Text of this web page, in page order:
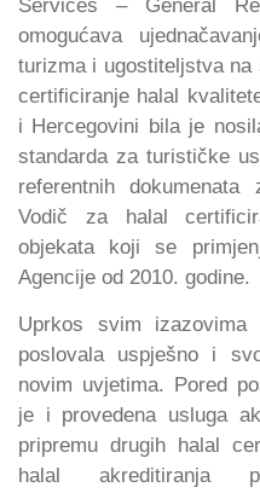
Services – General
omogućava
turizma i ugostiteljstva
certificiranje halal
i Hercegovini bila je
standarda za turističke
referentnih
Vodič za halal
objekata koji se
Agencije od 2010. godine.
Uprkos svim
poslovala uspješno i
novim uvjetima. Pored
je i provedena usluga
pripremu drugih halal
halal akreditiranja